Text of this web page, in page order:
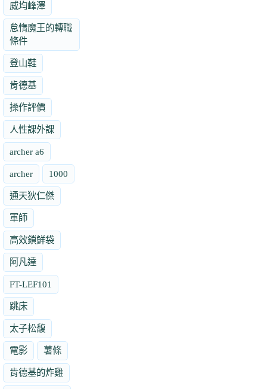
威均峰澤
怠惰魔王的轉職
條件
登山鞋
肯德基
操作評價
人性課外課
archer a6
archer 1000
通天狄仁傑
軍師
高效鎖鮮袋
阿凡達
FT-LEF101
跳床
太子松馥
電影 薯條
肯德基的炸雞